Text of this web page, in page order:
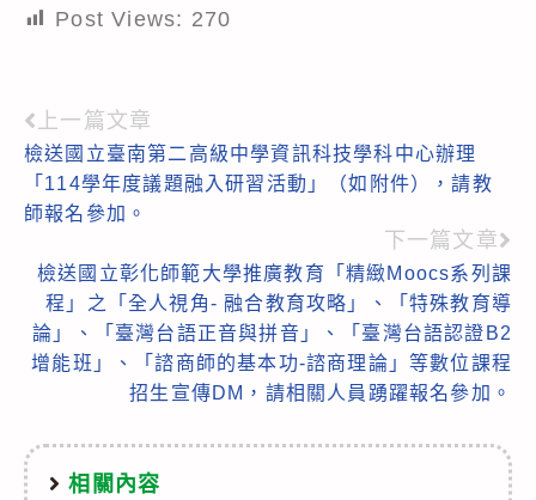
Post Views: 270
Read
more
articles
上一篇文章
檢送國立臺南第二高級中學資訊科技學科中心辦理
「114學年度議題融入研習活動」（如附件），請教
師報名參加。
下一篇文章
檢送國立彰化師範大學推廣教育「精緻Moocs系列課
程」之「全人視角- 融合教育攻略」、「特殊教育導
論」、「臺灣台語正音與拼音」、「臺灣台語認證B2
增能班」、「諮商師的基本功-諮商理論」等數位課程
招生宣傳DM，請相關人員踴躍報名參加。
相關內容